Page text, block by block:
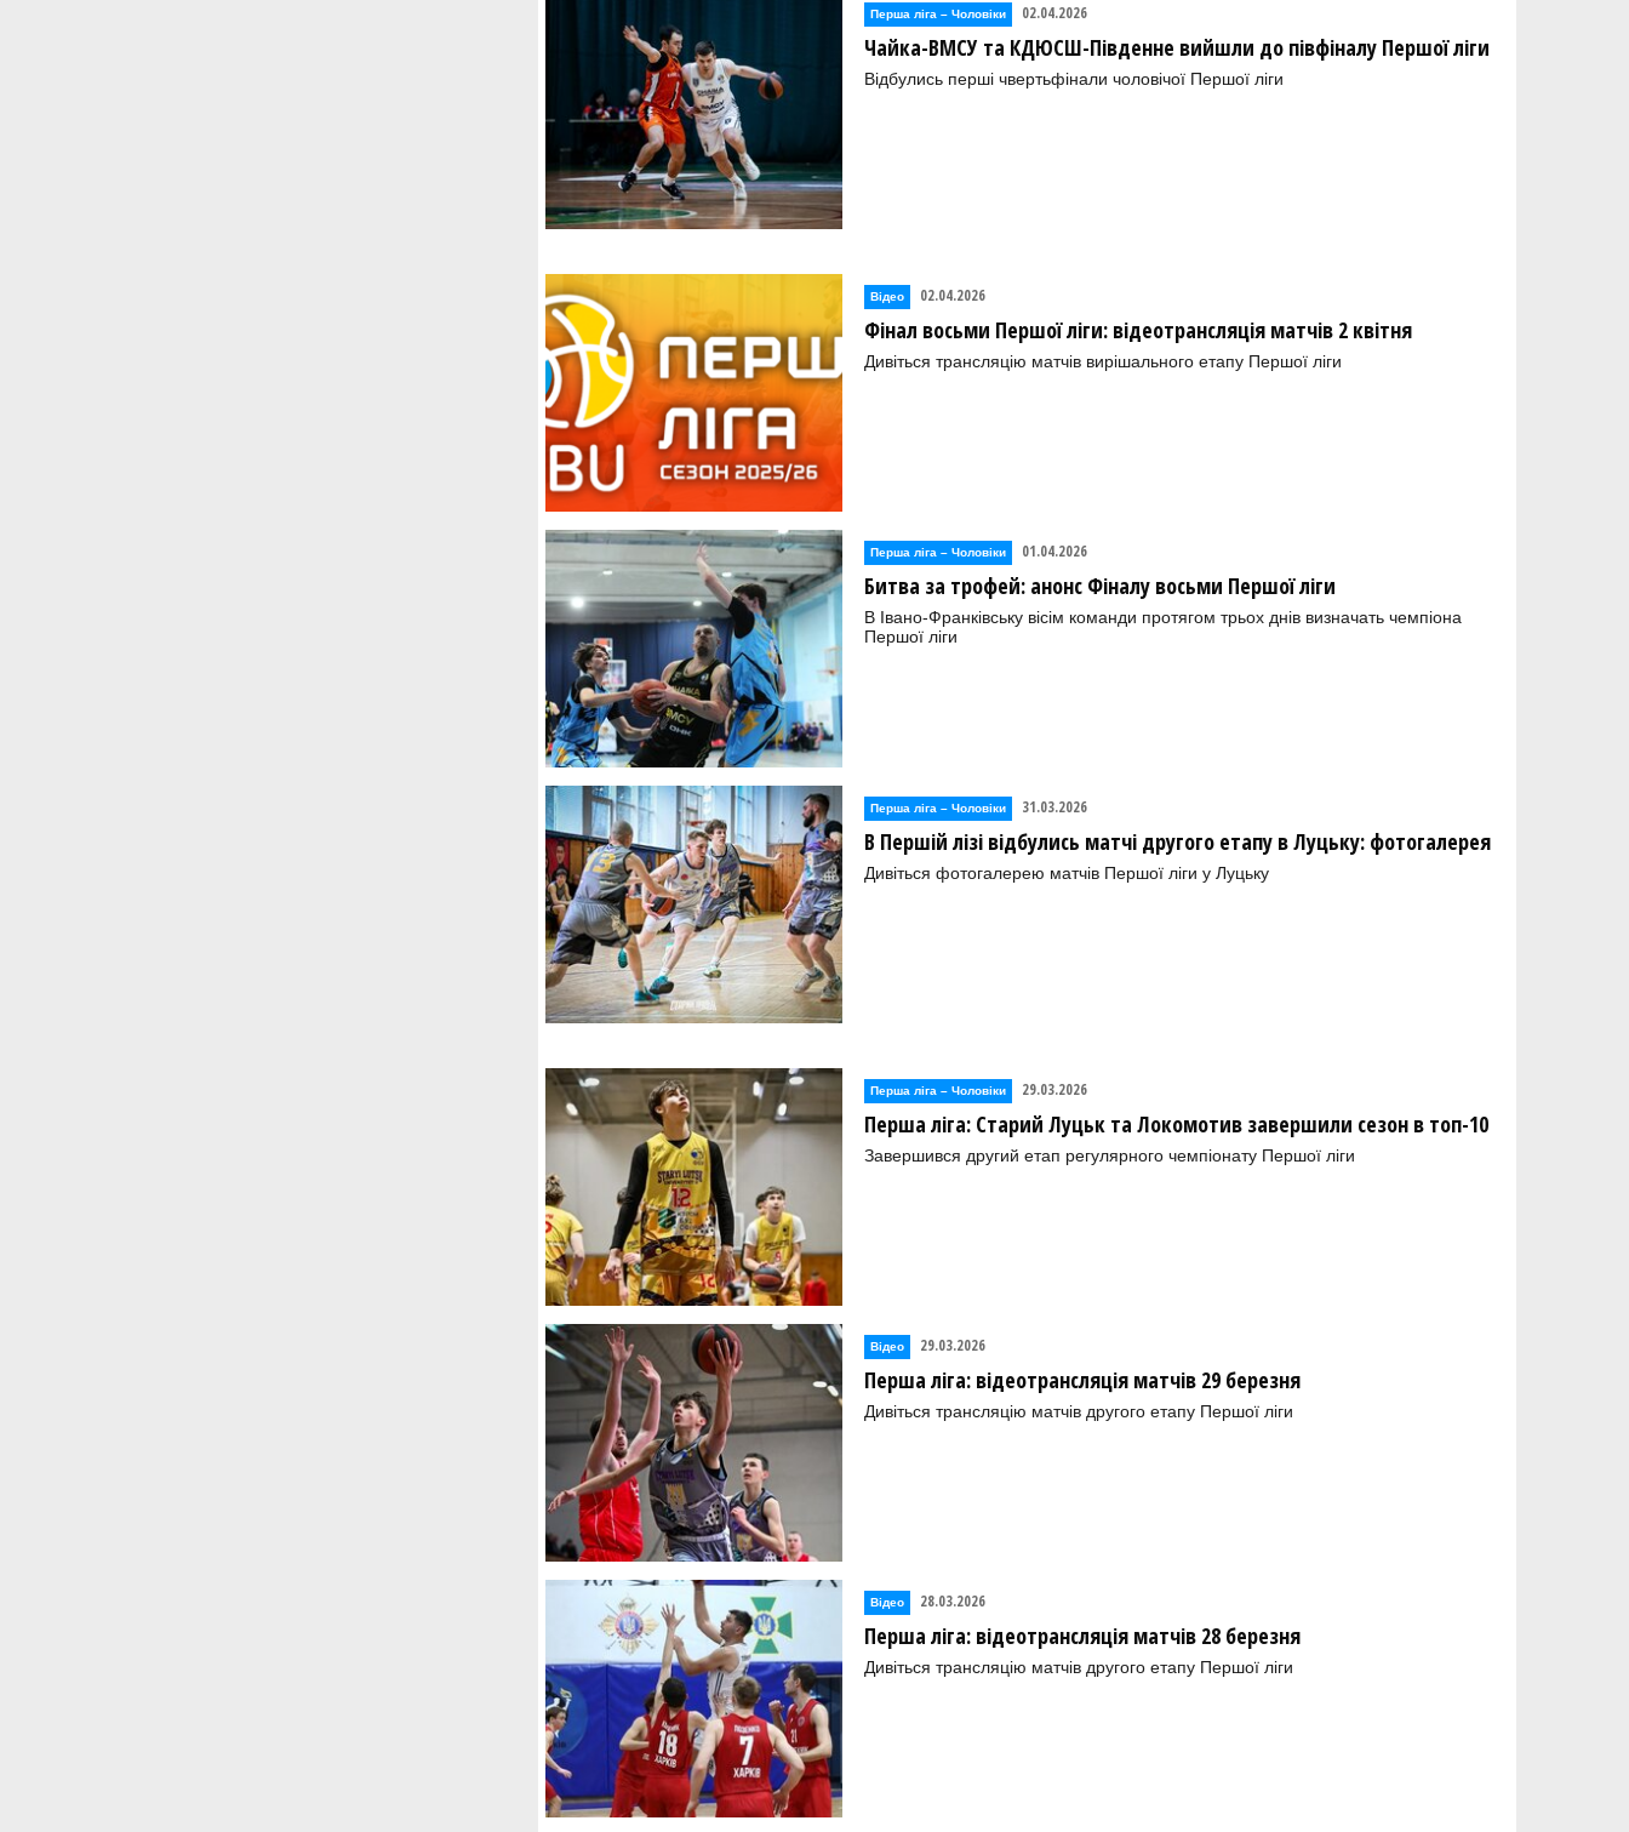
Перша лiга – Чоловiки 02.04.2026
Чайка-ВМСУ та КДЮСШ-Південне вийшли до півфіналу Першої ліги
Відбулись перші чвертьфінали чоловічої Першої ліги
Відео 02.04.2026
Фінал восьми Першої ліги: відеотрансляція матчів 2 квітня
Дивіться трансляцію матчів вирішального етапу Першої ліги
Перша лiга – Чоловiки 01.04.2026
Битва за трофей: анонс Фіналу восьми Першої ліги
В Івано-Франківську вісім команди протягом трьох днів визначать чемпіона
Першої ліги
Перша лiга – Чоловiки 31.03.2026
В Першій лізі відбулись матчі другого етапу в Луцьку: фотогалерея
Дивіться фотогалерею матчів Першої ліги у Луцьку
Перша лiга – Чоловiки 29.03.2026
Перша ліга: Старий Луцьк та Локомотив завершили сезон в топ-10
Завершився другий етап регулярного чемпіонату Першої ліги
Відео 29.03.2026
Перша ліга: відеотрансляція матчів 29 березня
Дивіться трансляцію матчів другого етапу Першої ліги
Відео 28.03.2026
Перша ліга: відеотрансляція матчів 28 березня
Дивіться трансляцію матчів другого етапу Першої ліги